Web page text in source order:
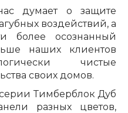
думает о защите
воздействий, а
более осознанный
наших клиентов
чистые
своих домов.
Тимберблок Дуб
разных цветов,